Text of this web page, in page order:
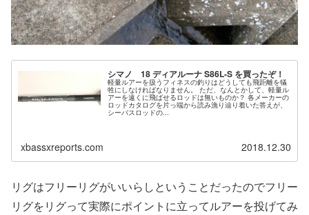
シマノ 18 ディアルーナ S86L-S を買ったぞ！
軽量ルアーを扱うフィネスの釣りはどうしても飛距離を犠
牲にしなければなりません。 ただ、なんとかして、軽量ル
アーを遠くに飛ばせるロッドは無いものか？ 各メーカーの
ロッドカタログを片っ端から読み漁り辿り着いた答えが、
シーバスロッドの...
xbassxreports.com 2018.12.30
リグはフリーリグがいいらしということだったのでフリー
リグをリグって実際にポイントに立ってルアーを投げてみ